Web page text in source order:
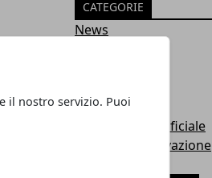
il nostro servizio. Puoi
del
CATEGORIE
News
Offerte
Intelligenza Artificiale
Startup & Innovazione